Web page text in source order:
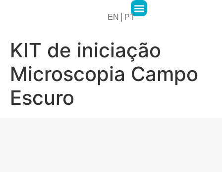
EN PT
KIT de iniciação
Microscopia Campo
Escuro